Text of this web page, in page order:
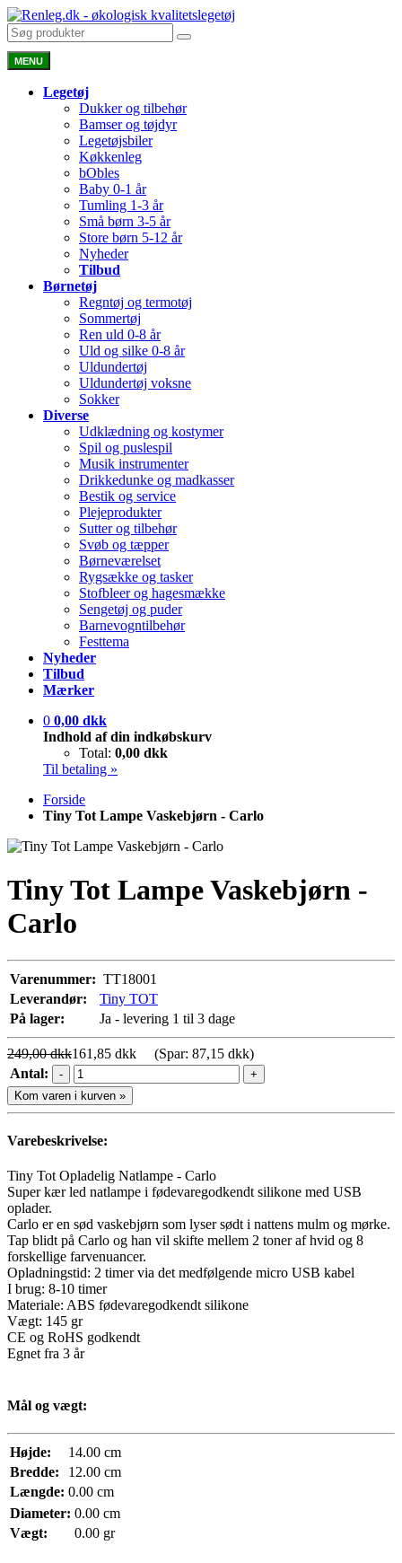
MENU
Legetøj
Dukker og tilbehør
Bamser og tøjdyr
Legetøjsbiler
Køkkenleg
bObles
Baby 0-1 år
Tumling 1-3 år
Små børn 3-5 år
Store børn 5-12 år
Nyheder
Tilbud
Børnetøj
Regntøj og termotøj
Sommertøj
Ren uld 0-8 år
Uld og silke 0-8 år
Uldundertøj
Uldundertøj voksne
Sokker
Diverse
Udklædning og kostymer
Spil og puslespil
Musik instrumenter
Drikkedunke og madkasser
Bestik og service
Plejeprodukter
Sutter og tilbehør
Svøb og tæpper
Børneværelset
Rygsække og tasker
Stofbleer og hagesmække
Sengetøj og puder
Barnevogntilbehør
Festtema
Nyheder
Tilbud
Mærker
0 0,00 dkk
Indhold af din indkøbskurv
Total: 0,00 dkk
Til betaling »
Forside
Tiny Tot Lampe Vaskebjørn - Carlo
Tiny Tot Lampe Vaskebjørn -
Carlo
Varenummer: TT18001
Leverandør:
Tiny TOT
På lager:
Ja - levering 1 til 3 dage
249,00 dkk161,85 dkk (Spar: 87,15 dkk)
Antal:
-
+
Kom varen i kurven »
Varebeskrivelse:
Tiny Tot Opladelig Natlampe - Carlo
Super kær led natlampe i fødevaregodkendt silikone med USB
oplader.
Carlo er en sød vaskebjørn som lyser sødt i nattens mulm og mørke.
Tap blidt på Carlo og han vil skifte mellem 2 toner af hvid og 8
forskellige farvenuancer.
Opladningstid: 2 timer via det medfølgende micro USB kabel
I brug: 8-10 timer
Materiale: ABS fødevaregodkendt silikone
Vægt: 145 gr
CE og RoHS godkendt
Egnet fra 3 år
Mål og vægt:
Højde:
14.00 cm
Bredde:
12.00 cm
Længde: 0.00 cm
Diameter: 0.00 cm
Vægt:
0.00 gr